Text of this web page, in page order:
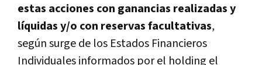
estas acciones con ganancias realizadas y
líquidas y/o con reservas facultativas,
según surge de los Estados Financieros
Individuales informados por el holding el